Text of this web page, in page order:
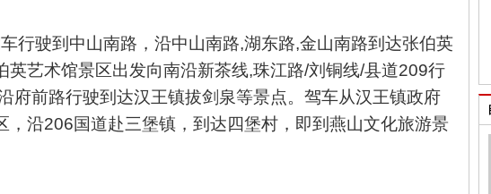
行驶到中山南路，沿中山南路,湖东路,金山南路到达张伯英
英艺术馆景区出发向南沿新茶线,珠江路/刘铜线/县道209行
府前路行驶到达汉王镇拔剑泉等景点。 驾车从汉王镇政府
，沿206国道赴三堡镇，到达四堡村，即到 燕山文化旅游景